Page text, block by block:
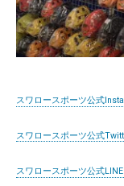
スワロースポーツ公式
スワロースポーツ公式
スワロースポーツ公式